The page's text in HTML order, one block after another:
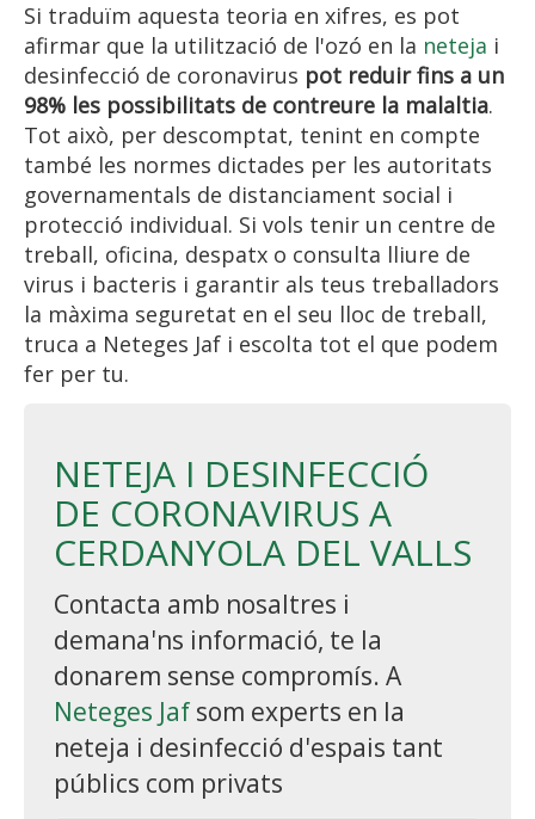
Si traduïm aquesta teoria en xifres, es pot
afirmar que la utilització de l'ozó en la neteja i
desinfecció de coronavirus pot reduir fins a un
98% les possibilitats de contreure la malaltia.
Tot això, per descomptat, tenint en compte
també les normes dictades per les autoritats
governamentals de distanciament social i
protecció individual. Si vols tenir un centre de
treball, oficina, despatx o consulta lliure de
virus i bacteris i garantir als teus treballadors
la màxima seguretat en el seu lloc de treball,
truca a Neteges Jaf i escolta tot el que podem
fer per tu.
NETEJA I DESINFECCIÓ
DE CORONAVIRUS A
CERDANYOLA DEL VALLS
Contacta amb nosaltres i
demana'ns informació, te la
donarem sense compromís. A
Neteges Jaf som experts en la
neteja i desinfecció d'espais tant
públics com privats